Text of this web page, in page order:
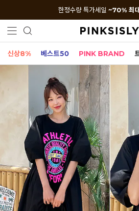
한정수량 특가세일 ~70% 최
신상8% 베스트50 PINK BRAND